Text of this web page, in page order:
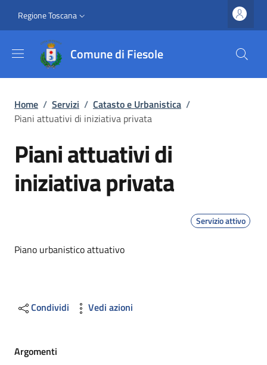
Slim top
Regione Toscana
Comune di Fiesole
Briciole di pane
Home / Servizi / Catasto e Urbanistica /
Piani attuativi di iniziativa privata
Piani attuativi di
iniziativa privata
Servizio attivo
Dettagli
Piano urbanistico attuativo
Condividi Vedi azioni
Argomenti